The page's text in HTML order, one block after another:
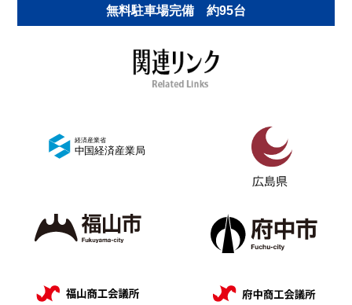
無料駐車場完備 約95台